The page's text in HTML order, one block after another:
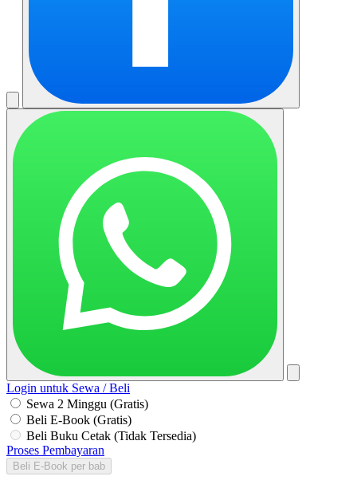
Login untuk Sewa / Beli
Sewa 2 Minggu (Gratis)
Beli E-Book (Gratis)
Beli Buku Cetak (Tidak Tersedia)
Proses Pembayaran
Beli E-Book per bab